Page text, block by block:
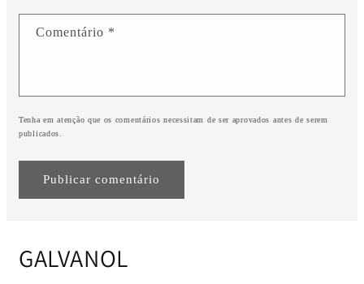
Comentário *
Tenha em atenção que os comentários necessitam de ser aprovados antes de serem
publicados.
GALVANOL